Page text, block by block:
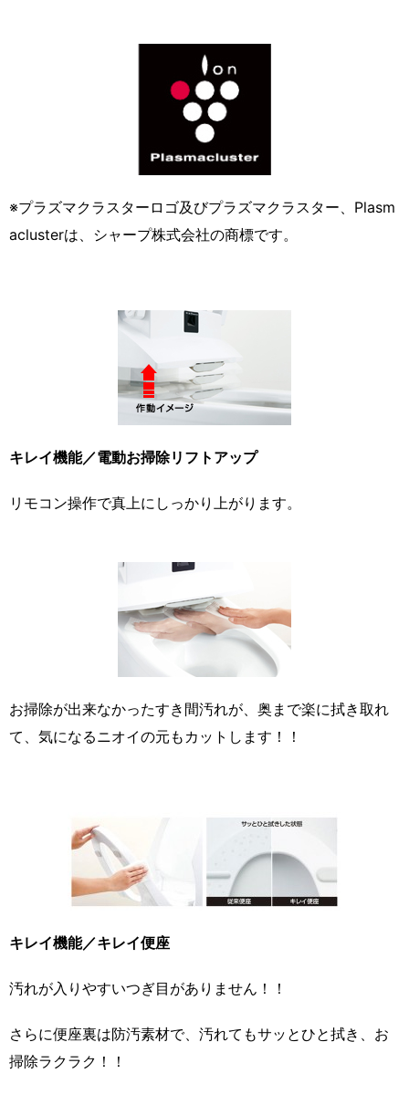
※プラズマクラスターロゴ及びプラズマクラスター、Plasm
aclusterは、シャープ株式会社の商標です。
キレイ機能／電動お掃除リフトアップ
リモコン操作で真上にしっかり上がります。
お掃除が出来なかったすき間汚れが、奥まで楽に拭き取れ
て、気になるニオイの元もカットします！！
キレイ機能／キレイ便座
汚れが入りやすいつぎ目がありません！！
さらに便座裏は防汚素材で、汚れてもサッとひと拭き、お
掃除ラクラク！！